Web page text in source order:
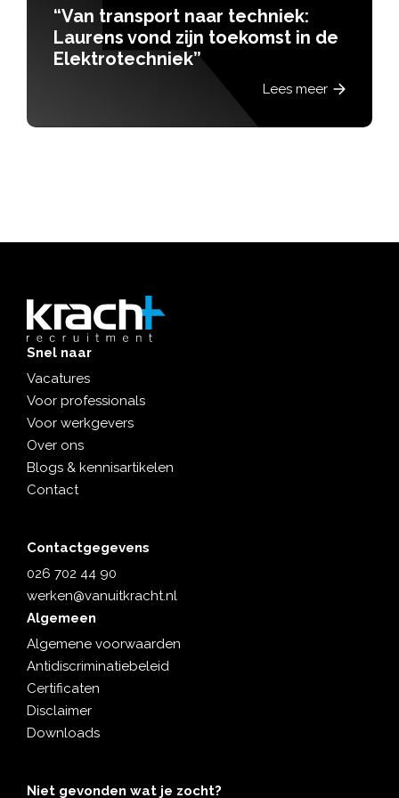
naar techniek:
zijn toekomst in de
“Door de
Snel naar
Vacatures
Voor professionals
Voor werkgevers
Over ons
Blogs & kennisartikelen
Contact
Contactgegevens
026 702 44 90
werken@vanuitkracht.nl
Algemeen
Algemene voorwaarden
Antidiscriminatiebeleid
Certificaten
Disclaimer
Downloads
Niet gevonden wat je zocht?